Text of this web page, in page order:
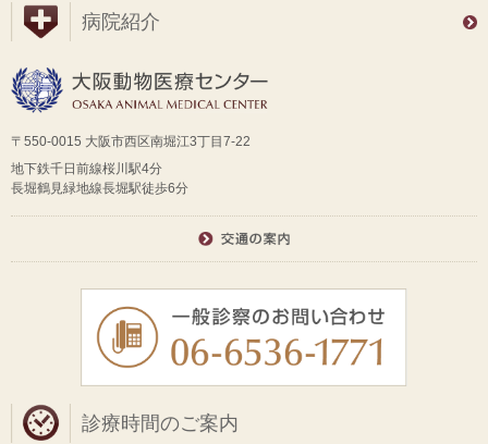
病院紹介
〒550-0015 大阪市西区南堀江3丁目7-22
地下鉄千日前線桜川駅4分
長堀鶴見緑地線長堀駅徒歩6分
診療時間のご案内